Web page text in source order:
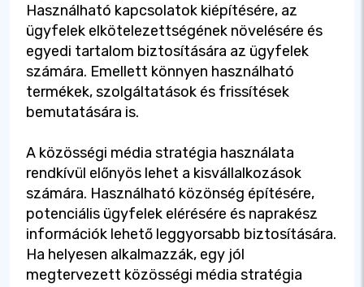
Használható kapcsolatok kiépítésére, az
ügyfelek elkötelezettségének növelésére és
egyedi tartalom biztosítására az ügyfelek
számára. Emellett könnyen használható
termékek, szolgáltatások és frissítések
bemutatására is.
A közösségi média stratégia használata
rendkívül előnyös lehet a kisvállalkozások
számára. Használható közönség építésére,
potenciális ügyfelek elérésére és naprakész
információk lehető leggyorsabb biztosítására.
Ha helyesen alkalmazzák, egy jól
megtervezett közösségi média stratégia